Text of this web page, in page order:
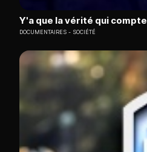
Y'a que la vérité qui compte
DOCUMENTAIRES SOCIÉTÉ